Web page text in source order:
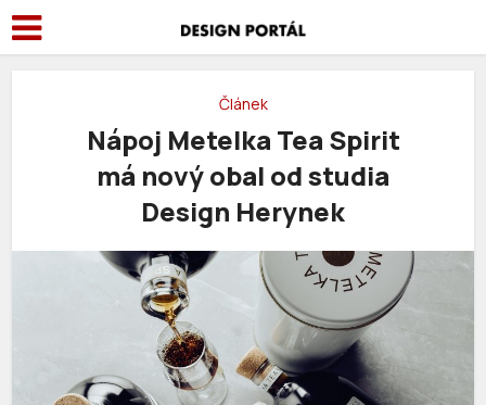
Článek
Nápoj Metelka Tea Spirit
má nový obal od studia
Design Herynek